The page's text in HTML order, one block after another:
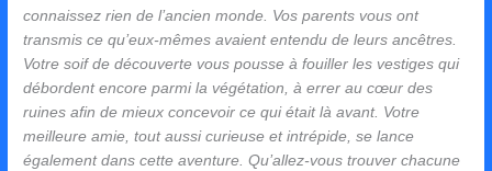
connaissez rien de l’ancien monde. Vos parents vous ont
transmis ce qu’eux-mêmes avaient entendu de leurs ancêtres.
Votre soif de découverte vous pousse à fouiller les vestiges qui
débordent encore parmi la végétation, à errer au cœur des
ruines afin de mieux concevoir ce qui était là avant. Votre
meilleure amie, tout aussi curieuse et intrépide, se lance
également dans cette aventure. Qu’allez-vous trouver chacune